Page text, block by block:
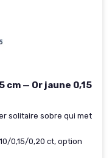
— Or jaune 0,15
solitaire sobre qui met
0,15/0,20 ct, option